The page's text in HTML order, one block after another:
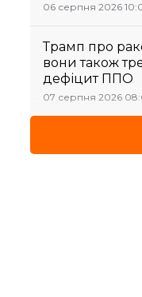
06 серпня 2026
Трамп про
вони також
дефіцит ППО
07 серпня 2026